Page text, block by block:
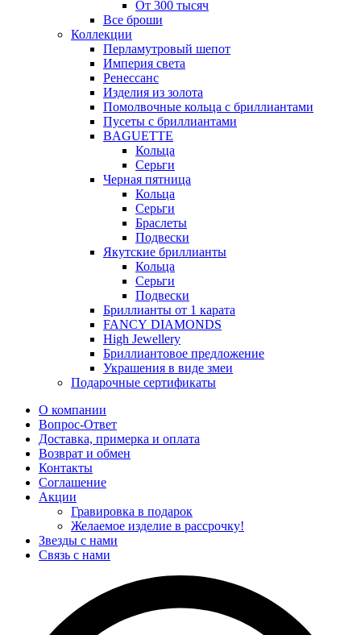
От 300 тысяч
Все броши
Коллекции
Перламутровый шепот
Империя света
Ренессанс
Изделия из золота
Помолвочные кольца с бриллиантами
Пусеты с бриллиантами
BAGUETTE
Кольца
Серьги
Черная пятница
Кольца
Серьги
Браслеты
Подвески
Якутские бриллианты
Кольца
Серьги
Подвески
Бриллианты от 1 карата
FANCY DIAMONDS
High Jewellery
Бриллиантовое предложение
Украшения в виде змеи
Подарочные сертификаты
О компании
Вопрос-Ответ
Доставка, примерка и оплата
Возврат и обмен
Контакты
Соглашение
Акции
Гравировка в подарок
Желаемое изделие в рассрочку!
Звезды с нами
Связь с нами